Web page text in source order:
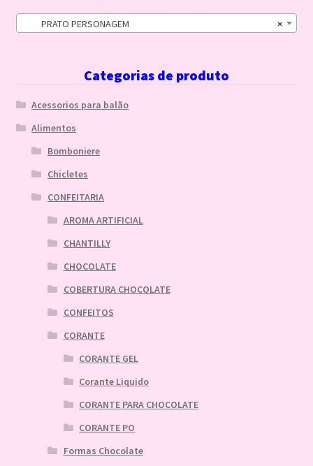
×
PRATO PERSONAGEM
Categorias de produto
Acessorios para balão
Alimentos
Bomboniere
Chicletes
CONFEITARIA
AROMA ARTIFICIAL
CHANTILLY
CHOCOLATE
COBERTURA CHOCOLATE
CONFEITOS
CORANTE
CORANTE GEL
Corante Liquido
CORANTE PARA CHOCOLATE
CORANTE PO
Formas Chocolate